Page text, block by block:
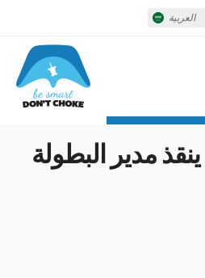
العربية
مدير البطولة